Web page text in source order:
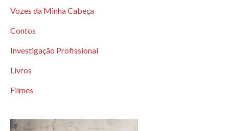
Vozes da Minha Cabeça
Contos
Investigação Profissional
Livros
Filmes